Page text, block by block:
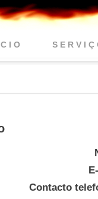
Contacto
S E R V I Ç
I O